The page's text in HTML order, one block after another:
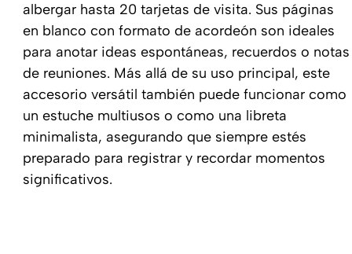
albergar hasta 20 tarjetas de visita. Sus páginas
en blanco con formato de acordeón son ideales
para anotar ideas espontáneas, recuerdos o notas
de reuniones. Más allá de su uso principal, este
accesorio versátil también puede funcionar como
un estuche multiusos o como una libreta
minimalista, asegurando que siempre estés
preparado para registrar y recordar momentos
significativos.